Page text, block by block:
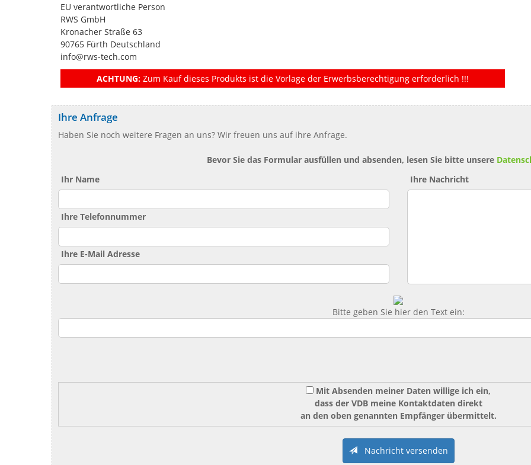
EU verantwortliche Person
RWS GmbH
Kronacher Straße 63
90765 Fürth Deutschland
info@rws-tech.com
ACHTUNG: Zum Kauf dieses Produkts ist die Vorlage der Erwerbsberechtigung erforderlich !!!
Ihre Anfrage
Haben Sie noch weitere Fragen an uns? Wir freuen uns auf ihre Anfrage.
Bevor Sie das Formular ausfüllen und absenden, lesen Sie bitte unsere
Ihr Name
Ihre Telefonnummer
Ihre E-Mail Adresse
Ihre Nachricht
Bitte geben Sie hier den Text ein:
Mit Absenden meiner Daten willige ich ein,
dass der VDB meine Kontaktdaten direkt
an den oben genannten Empfänger übermittelt.
Nachricht versenden